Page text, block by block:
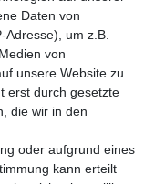
SSL gesichert
Daten von
um z.B.
von
unsere Website zu
erst durch gesetzte
die wir in den
oder aufgrund eines
kann erteilt